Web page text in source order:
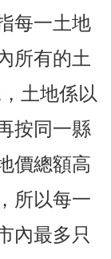
每一土地
所有的土
土地係以
按同一縣
價總額高
所以每一
內最多只